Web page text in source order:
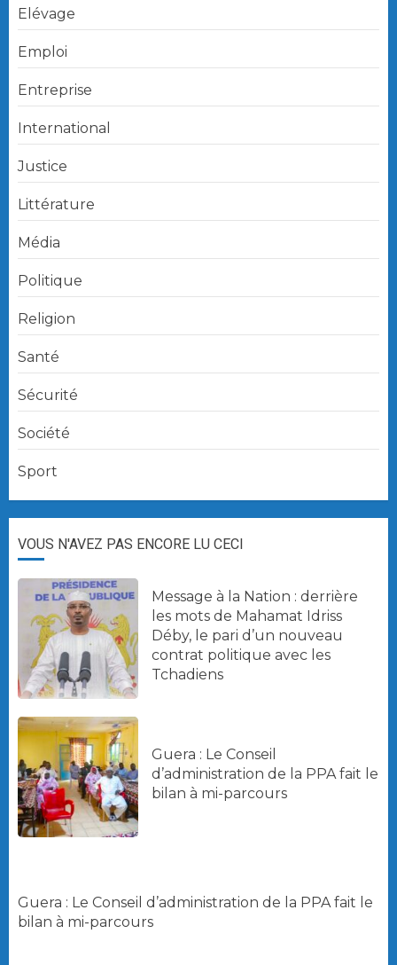
Elévage
Emploi
Entreprise
International
Justice
Littérature
Média
Politique
Religion
Santé
Sécurité
Société
Sport
VOUS N'AVEZ PAS ENCORE LU CECI
Message à la Nation : derrière
les mots de Mahamat Idriss
Déby, le pari d’un nouveau
contrat politique avec les
Tchadiens
Guera : Le Conseil
d’administration de la PPA fait le
bilan à mi-parcours
Guera : Le Conseil d’administration de la PPA fait le
bilan à mi-parcours